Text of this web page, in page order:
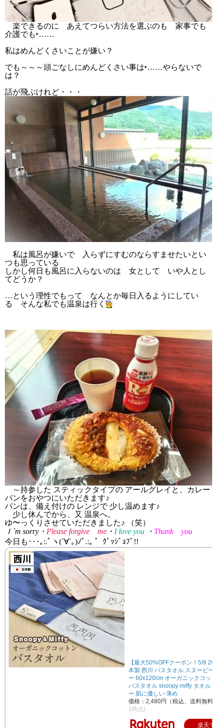
楽できるのに あえてつらい方法を選ぶのも 家事でも
介護でも‣……
私はめんどくさいことが嫌い？
でも～～～頭ごなしにめんどくさい事は‣……やらないで
は？
話が飛ぶけれど・・・
私は風呂が嫌いで 入らずにすむのならすませたいとい
つも思っている
しかし何日も風呂に入らないのは 女として いや人とし
てどうか？
…という理性でもって なんとか毎日入るようにしてい
る そんな私でも温泉は行く
～持参した スティックタイプの アールグレイと、カレー
パンをおやつにいただきます♪
パンは、備え付けの レンジで 少し温めます♪
少し休んでから、又 温泉へ。
ゆ〜っくりさせていただきました♪ （笑）
Ｉ `m sorry ​​​​・ Please forgive me ・ I love you ・ Thank
you
今日も･･･｡ :.ﾟヽ (´∀`｡)ﾉﾟ .:｡ ゜ｸﾞｯｼﾞｮﾌﾞ !!
【最大50%OFFクーポン！5/9
本製 西川 バスタオル スヌーピー
ー 60x120cm オーガニックコッ
バスタオル snoopy miffy タオル
ー 肌に優しい 薄め
価格：2,480円（税込、送料無料)
1時点)
楽天で